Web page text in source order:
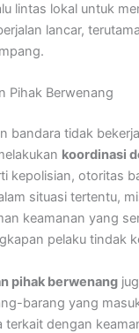
lintas lokal untuk
lancar,
Pihak Berwenang
bandara tidak
koordinasi
kepolisian, otoritas
situasi tertentu,
keamanan yang
pelaku tindak
pihak berwenang
barang yang
terkait dengan